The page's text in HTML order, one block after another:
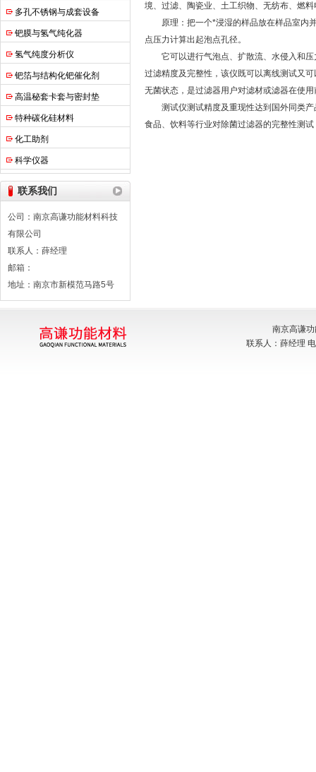
多孔不锈钢与成套设备
钯膜与氢气纯化器
氢气纯度分析仪
钯箔与结构化钯催化剂
高温秘套卡套与密封垫
特种碳化硅材料
化工助剂
科学仪器
联系我们
公司：南京高谦功能材料科技
有限公司
联系人：薛经理
邮箱：
地址：南京市新模范马路5号
境、过滤、陶瓷业、土工织物、无纺布、燃
原理：把一个*浸湿的样品放在样品室内并
点压力计算出起泡点孔径。
它可以进行气泡点、扩散流、水侵入和压
过滤精度及完整性，该仪既可以离线测试又
无菌状态，是过滤器用户对滤材或滤器在使
测试仪测试精度及重现性达到国外同类产
食品、饮料等行业对除菌过滤器的完整性测
南京高谦
联系人：薛经理